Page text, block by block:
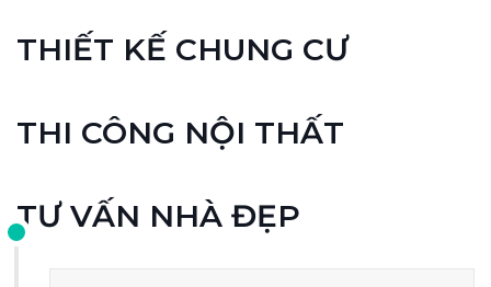
THIẾT KẾ CHUNG CƯ
THI CÔNG NỘI THẤT
TƯ VẤN NHÀ ĐẸP